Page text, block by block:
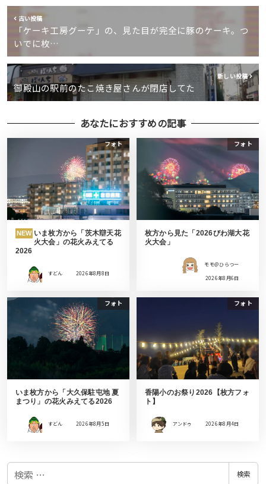
古い投稿
「ケーキ工房グーテ」の、見た目が完全に豚のケーキ。つ
いでに枚…
新しい投稿
御殿山の駅前のたこ焼き屋さんが閉店してた
あなたにおすすめの記事
フォト
NEW いま枚方から「茨木辯天花
火大会」の花火みえてる
2026
すどん 2026年8月8日
フォト
枚方から見た「2026びわ湖大花
火大会」
モモ＠ひらつー
2026年8月6日
フォト
いま枚方から「大久保駐屯地 夏
まつり」の花火みえてる2026
すどん 2026年8月5日
フォト
香陽小のお祭り2026【枚方フォ
ト】
アンドゥ 2026年8月4日
検
検索